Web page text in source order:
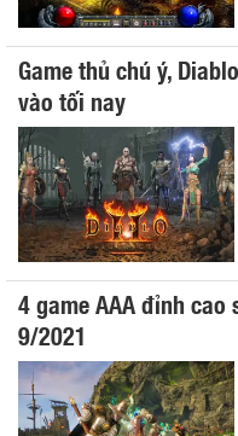
Game thủ chú ý,
vào tối nay
4 game AAA đỉnh
9/2021